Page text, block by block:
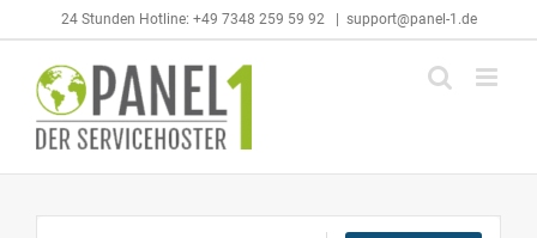
24 Stunden Hotline: +49 7348 259 59 92 support@panel-1.de